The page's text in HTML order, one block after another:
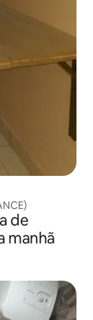
de
manhã